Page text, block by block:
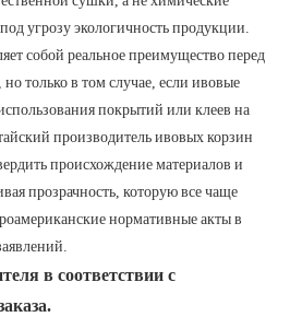
угрозу экологичность продукции.
собой реальное преимущество перед
только в том случае, если ивовые
покрытий или клеев на
производитель ивовых корзин
происхождение материалов и
прозрачность, которую все чаще
нормативные акты в
в соответствии с